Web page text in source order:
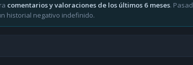
comentarios y valoraciones de los últimos 6 meses.
historial negativo indefinido.